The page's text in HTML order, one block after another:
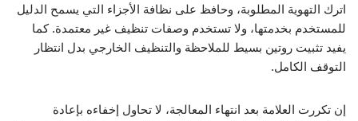
اترك التهوية المطلوبة، وحافظ على نظافة الأجزاء التي يسمح الدليل
للمستخدم بخدمتها، ولا تستخدم وصفات تنظيف غير معتمدة. كما
يفيد تثبيت روتين بسيط للملاحظة والتنظيف الخارجي بدل انتظار
التوقف الكامل.
إن تكررت العلامة بعد انتهاء المعالجة، لا تحاول إخفاءه بإعادة